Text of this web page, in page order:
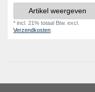
Artikel weergeven
*incl. 21% totaal Btw. excl.
Verzendkosten